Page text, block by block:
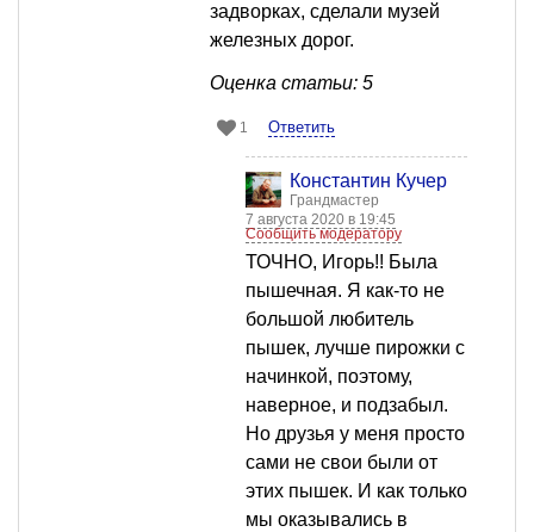
задворках, сделали музей
железных дорог.
Оценка статьи: 5
1 Ответить
Константин Кучер
Грандмастер
7 августа 2020 в 19:45
Сообщить модератору
ТОЧНО, Игорь!! Была
пышечная. Я как-то не
большой любитель
пышек, лучше пирожки с
начинкой, поэтому,
наверное, и подзабыл.
Но друзья у меня просто
сами не свои были от
этих пышек. И как только
мы оказывались в